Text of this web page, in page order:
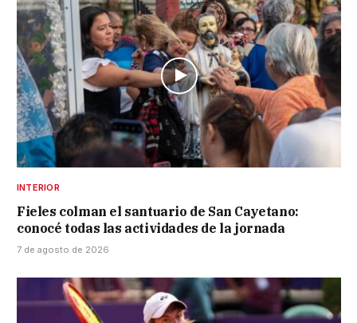
INTERIOR
Fieles colman el santuario de San Cayetano:
conocé todas las actividades de la jornada
7 de agosto de 2026